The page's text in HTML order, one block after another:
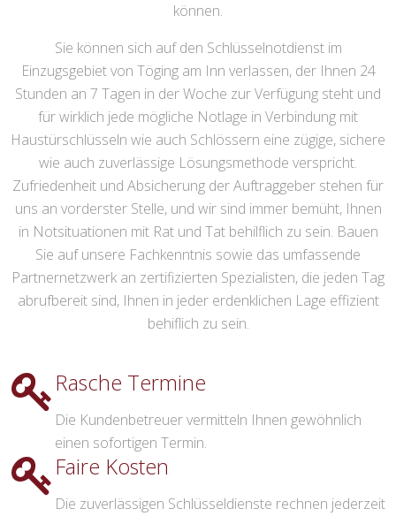
können.
Sie können sich auf den Schlüsselnotdienst im
Einzugsgebiet von Töging am Inn verlassen, der Ihnen 24
Stunden an 7 Tagen in der Woche zur Verfügung steht und
für wirklich jede mögliche Notlage in Verbindung mit
Haustürschlüsseln wie auch Schlössern eine zügige, sichere
wie auch zuverlässige Lösungsmethode verspricht.
Zufriedenheit und Absicherung der Auftraggeber stehen für
uns an vorderster Stelle, und wir sind immer bemüht, Ihnen
in Notsituationen mit Rat und Tat behilflich zu sein. Bauen
Sie auf unsere Fachkenntnis sowie das umfassende
Partnernetzwerk an zertifizierten Spezialisten, die jeden Tag
abrufbereit sind, Ihnen in jeder erdenklichen Lage effizient
behiflich zu sein.
Rasche Termine
Die Kundenbetreuer vermitteln Ihnen gewöhnlich
einen sofortigen Termin.
Faire Kosten
Die zuverlässigen Schlüsseldienste rechnen jederzeit